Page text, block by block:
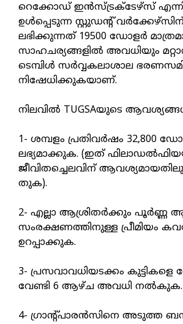
റെക്കോഡ് ഇൻസ്ട്രക്ടേഴ്സ്
ഉൾപ്പെടുന്ന സ്റ്റുഡന്റ്
ലഭിക്കുന്നത് 19500 ഡോളർ
സാഹചര്യങ്ങളിൽ അവധിയും
ടെമ്പിൾ സർവ്വകലാശാല
നിഷേധിക്കുകയാണ്.
നിലവിൽ TUGSAയുടെ
1- ശമ്പളം പ്രതിവർഷം 32,800
ലഭ്യമാക്കുക. (ഇത്
ജീവിതച്ചെലവിന്
തുക).
2- എല്ലാ ആശ്രിതർക്കും പൂർണ്ണ
സംരക്ഷണത്തിനുള്ള പ്രീമിയം
ഉറപ്പാക്കുക.
3- പ്രസവാവധിയടക്കം
വേണ്ടി 6 ആഴ്ച അവധി നൽകുക.
4- ഗ്രാന്റ്പാരൻസിനെ അടുത്ത